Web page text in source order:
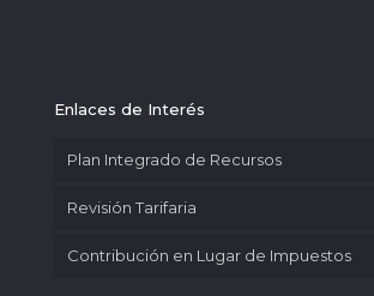
Enlaces de Interés
Plan Integrado de Recursos
Revisión Tarifaria
Contribución en Lugar de Impuestos